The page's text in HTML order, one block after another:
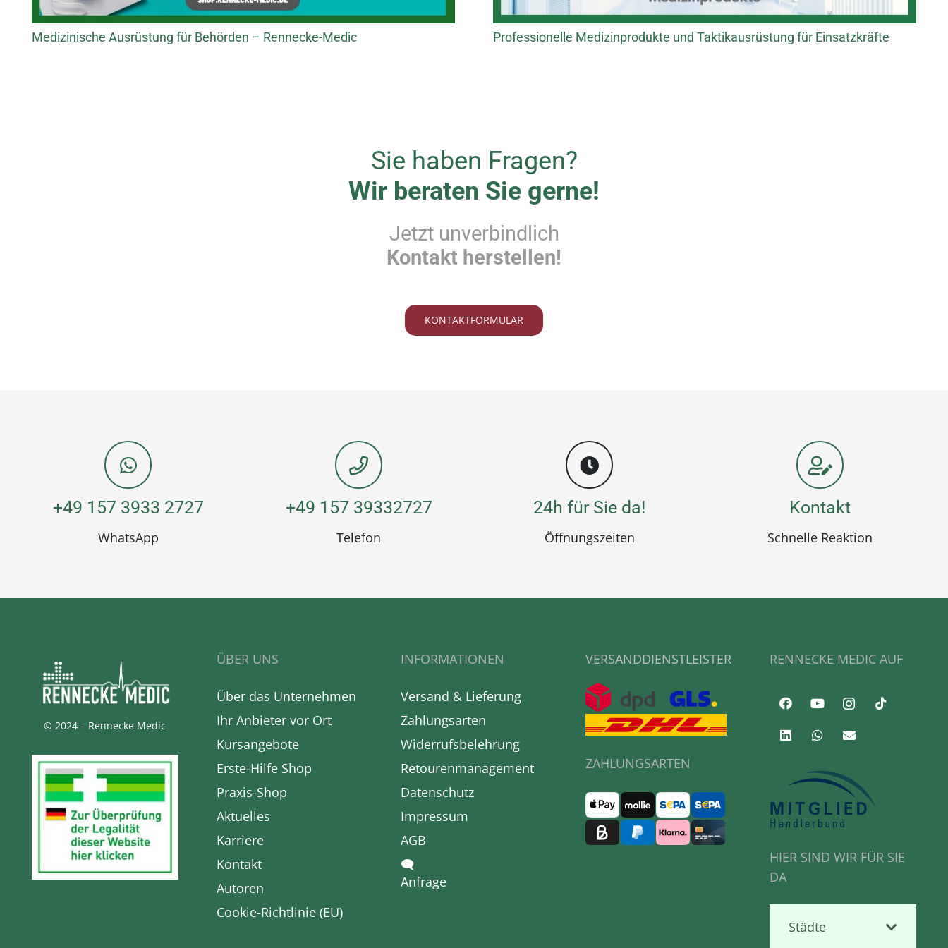
Medizinische Ausrüstung für Behörden – Rennecke-Medic Professionelle Medizinprodukte und Taktikausrüstung für Einsatzkräfte
Sie haben Fragen?
Wir beraten Sie gerne!
Jetzt unverbindlich
Kontakt herstellen!
KONTAKTFORMULAR
+49 157 3933 2727
WhatsApp
+49 157 39332727
Telefon
24h für Sie da!
Öffnungszeiten
Kontakt
Schnelle Reaktion
© 2024 – Rennecke Medic
ÜBER UNS
Über das Unternehmen
Ihr Anbieter vor Ort
Kursangebote
Erste-Hilfe Shop
Praxis-Shop
Aktuelles
Karriere
Kontakt
Autoren
Cookie-Richtlinie (EU)
INFORMATIONEN
Versand & Lieferung
Zahlungsarten
Widerrufsbelehrung
Retourenmanagement
Datenschutz
Impressum
AGB
🗨
Anfrage
VERSANDDIENSTLEISTER
ZAHLUNGSARTEN
RENNECKE MEDIC AUF
HIER SIND WIR FÜR SIE
DA
Städte